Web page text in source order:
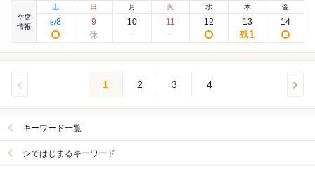
空席
情報
土
8/8
日
9
月
10
火
11
水
12
木
13
残1
金
14
1 2 3 4
キーワード一覧
シではじまるキーワード